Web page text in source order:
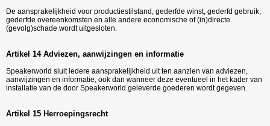
De aansprakelijkheid voor productiestilstand, gederfde winst, gederfd gebruik,
gederfde overeenkomsten en alle andere economische of (in)directe
(gevolg)schade wordt uitgesloten.
Artikel 14 Adviezen, aanwijzingen en informatie
Speakerworld sluit iedere aansprakelijkheid uit ten aanzien van adviezen,
aanwijzingen en informatie, ook dan wanneer deze eventueel in het kader van
installatie van de door Speakerworld geleverde goederen wordt gegeven.
Artikel 15 Herroepingsrecht